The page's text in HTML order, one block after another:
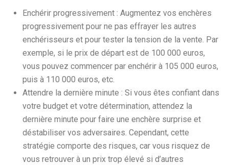
Enchérir progressivement : Augmentez vos enchères
progressivement pour ne pas effrayer les autres
enchérisseurs et pour tester la tension de la vente. Par
exemple, si le prix de départ est de 100 000 euros,
vous pouvez commencer par enchérir à 105 000 euros,
puis à 110 000 euros, etc.
Attendre la dernière minute : Si vous êtes confiant dans
votre budget et votre détermination, attendez la
dernière minute pour faire une enchère surprise et
déstabiliser vos adversaires. Cependant, cette
stratégie comporte des risques, car vous risquez de
vous retrouver à un prix trop élevé si d’autres